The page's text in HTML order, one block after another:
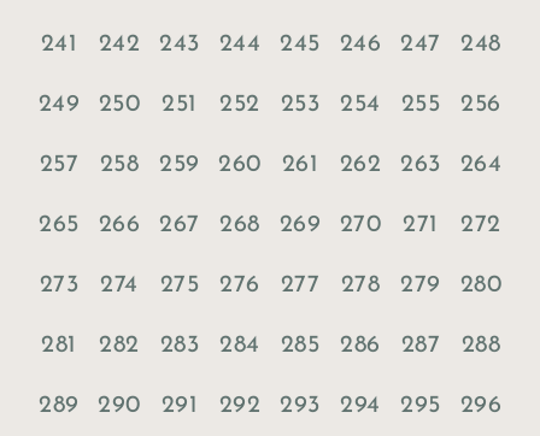
241 242 243 244 245 246 247 248
249 250 251 252 253 254 255 256
257 258 259 260 261 262 263 264
265 266 267 268 269 270 271 272
273 274 275 276 277 278 279 280
281 282 283 284 285 286 287 288
289 290 291 292 293 294 295 296